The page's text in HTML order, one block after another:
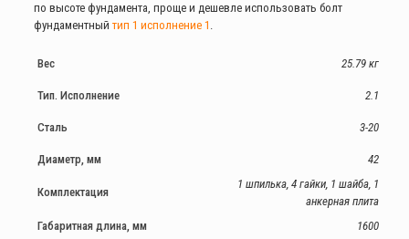
по высоте фундамента, проще и дешевле использовать болт
фундаментный тип 1 исполнение 1 .
Вес 25.79 кг
Тип. Исполнение 2.1
Сталь 3-20
Диаметр, мм 42
Комплектация
1 шпилька, 4 гайки, 1 шайба, 1
анкерная плита
Габаритная длина, мм
1600